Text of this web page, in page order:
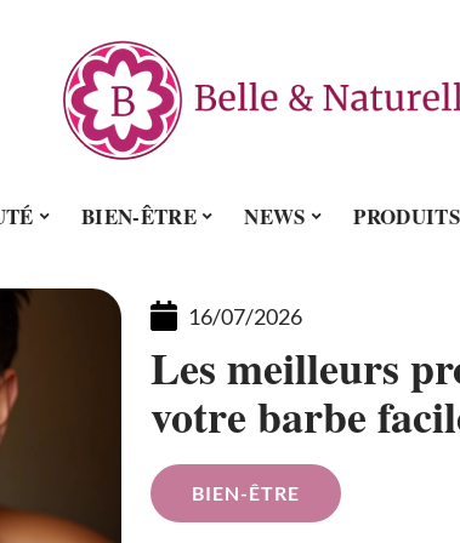
BIEN-ÊTRE NEWS PRODUITS
16/07/2026
Les meilleurs
votre barbe
BIEN-ÊTRE